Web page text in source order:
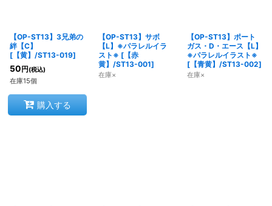
【OP-ST13】3兄弟の
絆【C】
[ 【黄】/ST13-019]
50 円 (税込)
在庫15個
購入する
【OP-ST13】サボ
【L】※パラレルイラ
スト※ [【赤
黄】/ST13-001]
在庫×
【OP-ST13】ポート
ガス・D・エース【L】
※パラレルイラスト※
[【青黄】/ST13-002]
在庫×